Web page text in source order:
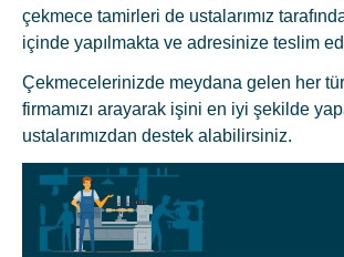
çekmece tamirleri de ustalarımız
içinde yapılmakta ve adresinize teslim
Çekmecelerinizde meydana gelen her
firmamızı arayarak işini en iyi şekilde
ustalarımızdan destek alabilirsiniz.